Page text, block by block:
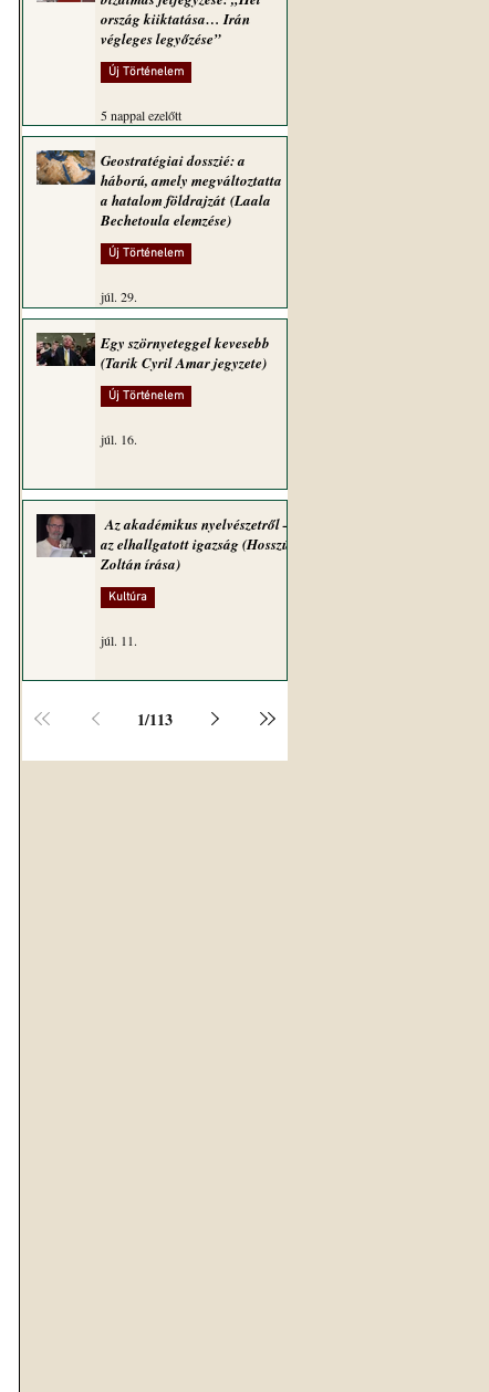
ország kiiktatása… Irán
végleges legyőzése”
Új Történelem
5 nappal ezelőtt
Geostratégiai dosszié: a
háború, amely megváltoztatta
a hatalom földrajzát (Laala
Bechetoula elemzése)
Új Történelem
júl. 29.
Egy szörnyeteggel kevesebb
(Tarik Cyril Amar jegyzete)
Új Történelem
júl. 16.
Az akadémikus nyelvészetről –
az elhallgatott igazság (Hosszú
Zoltán írása)
Kultúra
júl. 11.
1/113